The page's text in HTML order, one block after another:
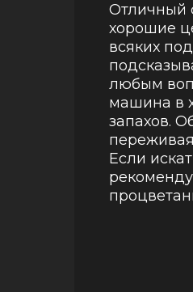
Отличный
хорошие
всяких
любым
машина в
запахов.
Если